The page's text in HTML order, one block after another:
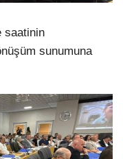
saatinin
sunumuna